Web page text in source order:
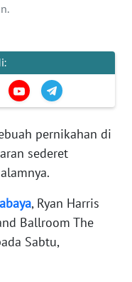
pernikahan di
sederet
, Ryan Harris
Ballroom The
Sabtu,